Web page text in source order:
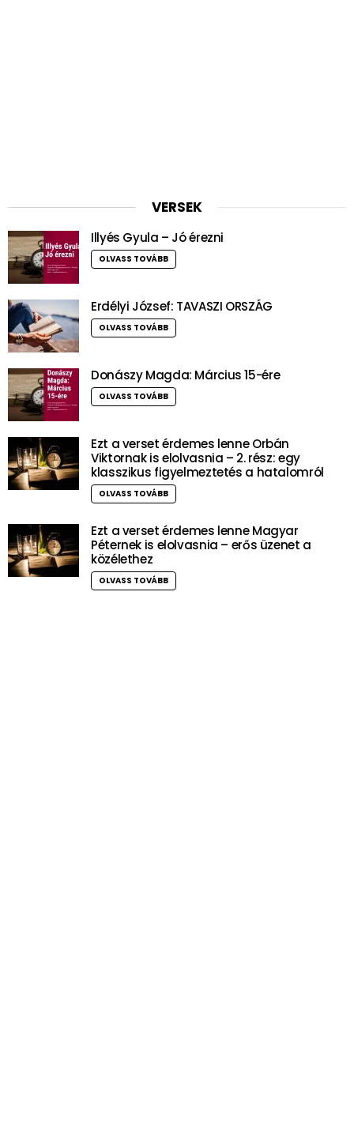
VERSEK
Illyés Gyula – Jó érezni
OLVASS TOVÁBB
Erdélyi József: TAVASZI ORSZÁG
OLVASS TOVÁBB
Donászy Magda: Március 15-ére
OLVASS TOVÁBB
Ezt a verset érdemes lenne Orbán
Viktornak is elolvasnia – 2. rész: egy
klasszikus figyelmeztetés a hatalomról
OLVASS TOVÁBB
Ezt a verset érdemes lenne Magyar
Péternek is elolvasnia – erős üzenet a
közélethez
OLVASS TOVÁBB